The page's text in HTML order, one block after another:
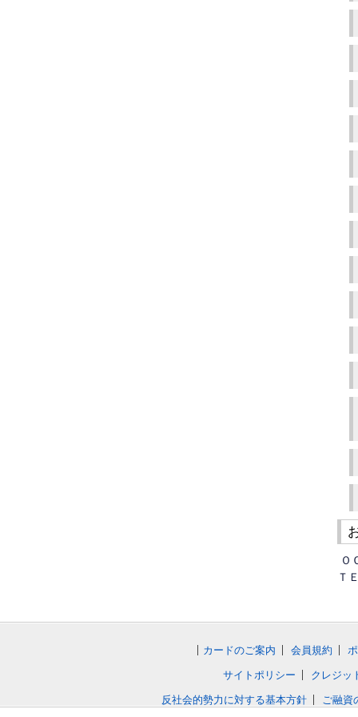
Ｏ
Ｔ
カードのご案内 会員規約
サイトポリシー クレジッ
反社会的勢力に対する基本方針 ご融資